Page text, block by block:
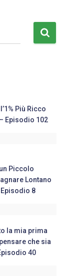
Più Ricco
Episodio 102
Piccolo
Lontano
8
la mia prima
che sia
40